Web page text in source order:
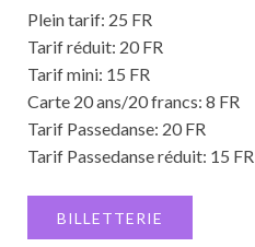
Plein tarif: 25 FR
Tarif réduit: 20 FR
Tarif mini: 15 FR
Carte 20 ans/20 francs: 8 FR
Tarif Passedanse: 20 FR
Tarif Passedanse réduit: 15 FR
BILLETTERIE